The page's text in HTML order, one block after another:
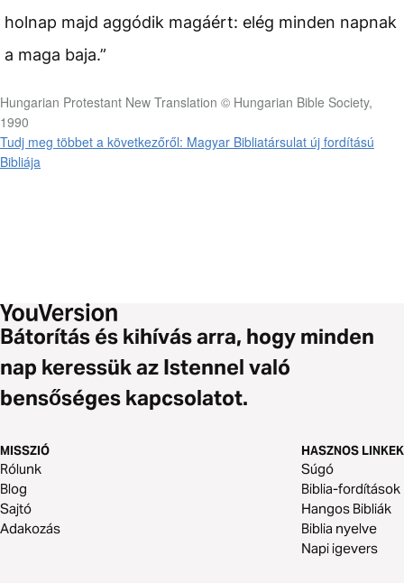
holnap majd aggódik magáért: elég minden napnak
a maga baja.”
Hungarian Protestant New Translation © Hungarian Bible Society,
1990
Tudj meg többet a következőről: Magyar Bibliatársulat új fordítású
Bibliája
Bátorítás és kihívás arra, hogy minden
nap keressük az Istennel való
bensőséges kapcsolatot.
MISSZIÓ
Rólunk
Blog
Sajtó
Adakozás
HASZNOS LINKEK
Súgó
Biblia-fordítások
Hangos Bibliák
Biblia nyelve
Napi igevers